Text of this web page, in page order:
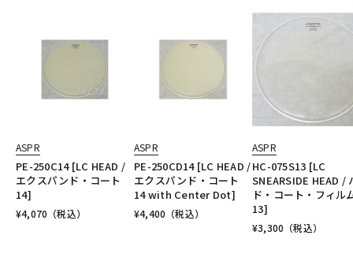
ASPR
PE-250C14 [LC HEAD /
エクスパンド・コート
14]
¥4,070 （税込）
ASPR
PE-250CD14 [LC HEAD /
エクスパンド・コート
14 with Center Dot]
¥4,400 （税込）
ASPR
HC-075S13 [LC
SNEARSIDE HEAD /
ド・コート・フィル
13]
¥3,300 （税込）